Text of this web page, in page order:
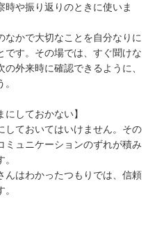
や振り返りのときに使いま
なかで大切なことを自分なりに
です。その場では、すぐ聞けな
外来時に確認できるように、
にしておかない】
しておいてはいけません。その
ミュニケーションのずれが積み
んはわかったつもりでは、信頼